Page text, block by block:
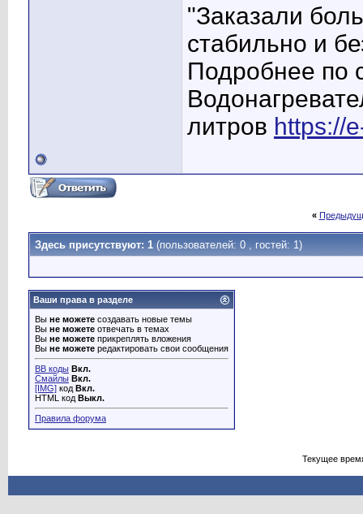
"Заказали
стабильно и
Подробнее
литров https://
«
Здесь присутствуют: 1 (пользователей: 0 , гостей: 1)
Ваши права в разделе
Вы не можете создавать новые темы
Вы не можете отвечать в темах
Вы не можете прикреплять вложения
Вы не можете редактировать свои сообщения
BB коды Вкл.
Смайлы Вкл.
[IMG] код Вкл.
HTML код Выкл.
Правила форума
Текущее